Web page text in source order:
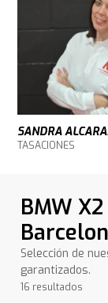
SANDRA
TASACIONES
BMW
Selección de
garantizados.
16 resultados